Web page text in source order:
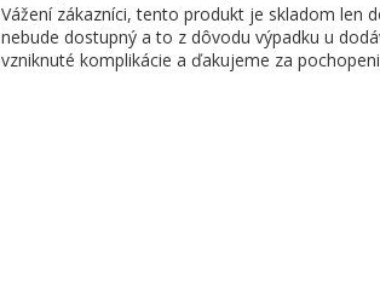
Vážení zákazníci, tento produkt je skladom len
nebude dostupný a to z dôvodu výpadku u
vzniknuté komplikácie a ďakujeme za